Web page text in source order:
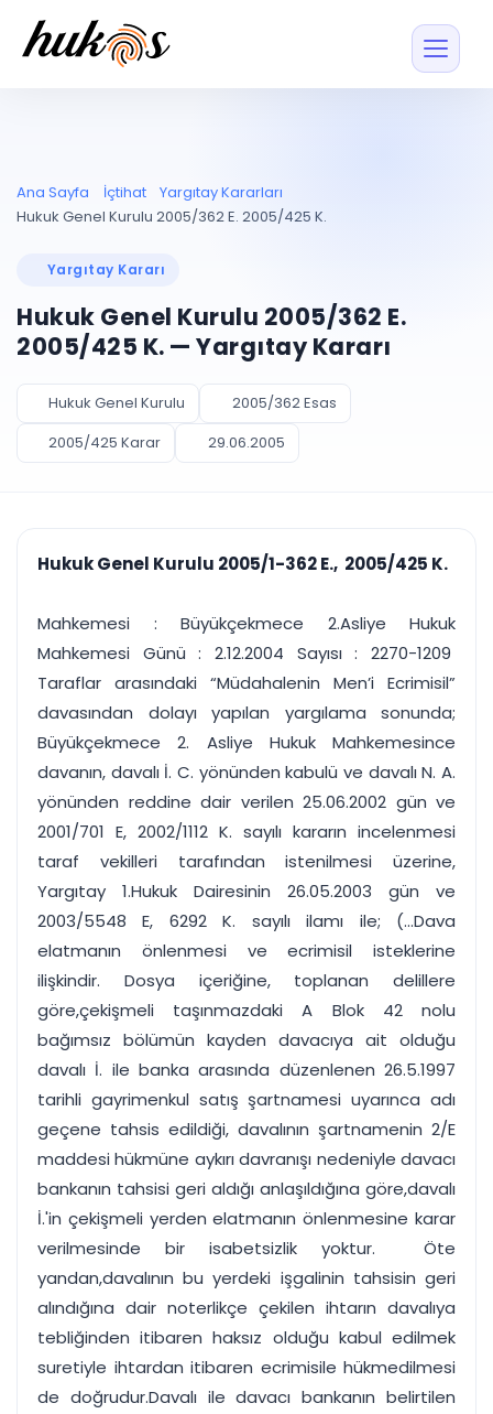
Entegrasyonu
UYAP ile otomatik
UYAP Evrak
Entegrasyonu
UETS Entegrasyonu
Tebligatları anında
Müvekkil ve taraf
Vekalet
PLANLAMA & TAKİP
Pano ve Takip
Duruşma ve görev
takvimi
Bildirim
Süreleri asla kaçırmayın
AKILLI & FİNANS
takibi
rapor
Tek panelde uçtan uca yönetim
UYAP & UETS entegrasyonundan finansa, hepsi bir arada.
Tüm özellikleri inceleyin Ücretsiz Başlayın
Blog
Ücretsiz Başlayın Giriş Yap
Ana Sayfa İçtihat
Yargıtay Kararları
Hukuk Genel Kurulu 2005/362 E. 2005/425 K.
Yargıtay Kararı
Hukuk Genel Kurulu 2005/362 E.
2005/425 K. — Yargıtay Kararı
Hukuk Genel Kurulu
2005/362 Esas
2005/425 Karar
29.06.2005
Hukuk Genel Kurulu 2005/1-362 E., 2005/425 K.
Mahkemesi : Büyükçekmece 2.Asliye Hukuk
Mahkemesi Günü : 2.12.2004 Sayısı : 2270-1209
Taraflar arasındaki “Müdahalenin Men’i Ecrimisil”
davasından dolayı yapılan yargılama sonunda;
Büyükçekmece 2. Asliye Hukuk Mahkemesince
davanın, davalı İ. C. yönünden kabulü ve davalı N. A.
yönünden reddine dair verilen 25.06.2002 gün ve
2001/701 E, 2002/1112 K. sayılı kararın incelenmesi
taraf vekilleri tarafından istenilmesi üzerine,
Yargıtay 1.Hukuk Dairesinin 26.05.2003 gün ve
2003/5548 E, 6292 K. sayılı ilamı ile; (...Dava
elatmanın önlenmesi ve ecrimisil isteklerine
ilişkindir. Dosya içeriğine, toplanan delillere
göre,çekişmeli taşınmazdaki A Blok 42 nolu
bağımsız bölümün kayden davacıya ait olduğu
davalı İ. ile banka arasında düzenlenen 26.5.1997
tarihli gayrimenkul satış şartnamesi uyarınca adı
geçene tahsis edildiği, davalının şartnamenin 2/E
maddesi hükmüne aykırı davranışı nedeniyle davacı
bankanın tahsisi geri aldığı anlaşıldığına göre,davalı
İ.'in çekişmeli yerden elatmanın önlenmesine karar
verilmesinde bir isabetsizlik yoktur. ­ Öte
yandan,davalının bu yerdeki işgalinin tahsisin geri
alındığına dair noterlikçe çekilen ihtarın davalıya
tebliğinden itibaren haksız olduğu kabul edilmek
suretiyle ihtardan itibaren ecrimisile hükmedilmesi
de doğrudur.Davalı ile davacı bankanın belirtilen